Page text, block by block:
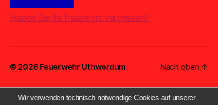
Haben Sie Ihr Passwort vergessen?
© 2026 Feuerwehr Uthwerdum Nach oben ↑
Wir verwenden technisch notwendige Cookies auf unserer